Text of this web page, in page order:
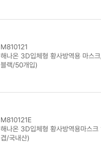
M810121
해나온 3D입체형 황사방역용 마
블랙/50개입)
M810121E
해나온 3D입체형 황사방역용마스
겹/국내산)